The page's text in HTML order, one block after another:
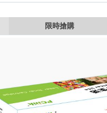
限時搶購
Canon CRG-069 Y 黃色相容碳粉匣